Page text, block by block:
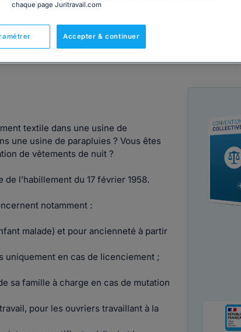
Fabriqué en France
textile dans une usine de
une usine de parapluies ? Vous êtes
de vêtements de nuit ?
l’habillement du 17 février 1958.
notamment :
malade) et pour ancienneté à partir
uniquement en cas de licenciement ;
sa famille à charge en cas de mutation
pour les ouvriers travaillant à la
chaque page Juritravail.com
Accepter & continuer